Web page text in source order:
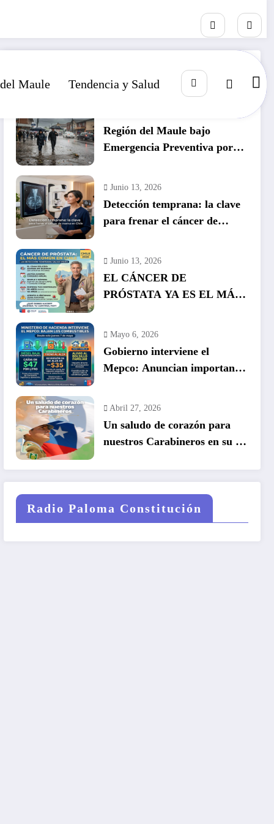
Maule Tendencia y Salud
COMENTARIO
Región del Maule bajo
Emergencia Preventiva por
Junio 13, 2026
Detección temprana: la clave
para frenar el cáncer de
Junio 13, 2026
EL CÁNCER DE
PRÓSTATA YA ES EL MÁS
TEMPRANA SALVA VIDAS
Mayo 6, 2026
Gobierno interviene el
Mepco: Anuncian importante
Abril 27, 2026
Un saludo de corazón para
nuestros Carabineros en su 99
Radio Paloma Constitución